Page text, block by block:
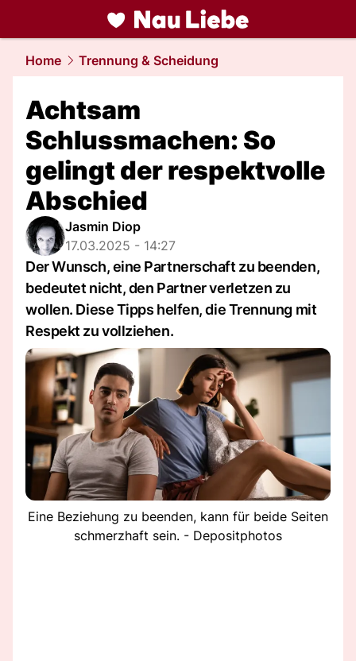
liebe.NAU.ch
Home Trennung & Scheidung
Achtsam
Schlussmachen: So
gelingt der respektvolle
Abschied
Jasmin Diop
17.03.2025 - 14:27
Der Wunsch, eine Partnerschaft zu beenden,
bedeutet nicht, den Partner verletzen zu
wollen. Diese Tipps helfen, die Trennung mit
Respekt zu vollziehen.
Eine Beziehung zu beenden, kann für beide Seiten
schmerzhaft sein. - Depositphotos